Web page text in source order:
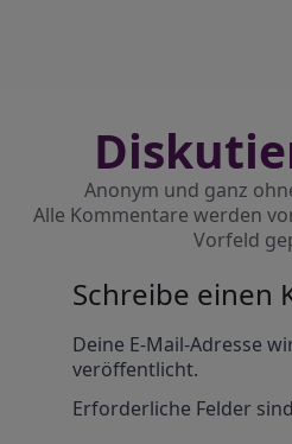
Anonym und ganz
Alle Kommentare werden
Vorfeld
Schreibe einen
Deine E-Mail-Adresse
veröffentlicht.
Erforderliche Felder